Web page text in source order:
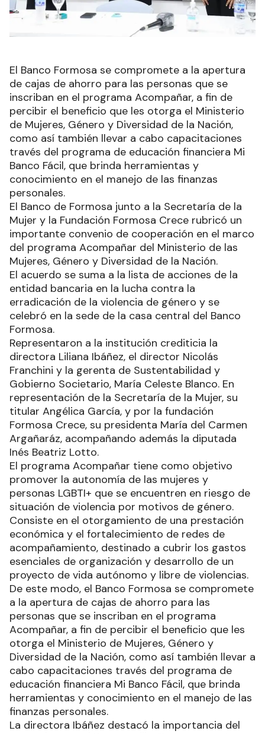
El Banco Formosa se compromete a la apertura
de cajas de ahorro para las personas que se
inscriban en el programa Acompañar, a fin de
percibir el beneficio que les otorga el Ministerio
de Mujeres, Género y Diversidad de la Nación,
como así también llevar a cabo capacitaciones
través del programa de educación financiera Mi
Banco Fácil, que brinda herramientas y
conocimiento en el manejo de las finanzas
personales.
El Banco de Formosa junto a la Secretaría de la
Mujer y la Fundación Formosa Crece rubricó un
importante convenio de cooperación en el marco
del programa Acompañar del Ministerio de las
Mujeres, Género y Diversidad de la Nación.
El acuerdo se suma a la lista de acciones de la
entidad bancaria en la lucha contra la
erradicación de la violencia de género y se
celebró en la sede de la casa central del Banco
Formosa.
Representaron a la institución crediticia la
directora Liliana Ibáñez, el director Nicolás
Franchini y la gerenta de Sustentabilidad y
Gobierno Societario, María Celeste Blanco. En
representación de la Secretaría de la Mujer, su
titular Angélica García, y por la fundación
Formosa Crece, su presidenta María del Carmen
Argañaráz, acompañando además la diputada
Inés Beatriz Lotto.
El programa Acompañar tiene como objetivo
promover la autonomía de las mujeres y
personas LGBTI+ que se encuentren en riesgo de
situación de violencia por motivos de género.
Consiste en el otorgamiento de una prestación
económica y el fortalecimiento de redes de
acompañamiento, destinado a cubrir los gastos
esenciales de organización y desarrollo de un
proyecto de vida autónomo y libre de violencias.
De este modo, el Banco Formosa se compromete
a la apertura de cajas de ahorro para las
personas que se inscriban en el programa
Acompañar, a fin de percibir el beneficio que les
otorga el Ministerio de Mujeres, Género y
Diversidad de la Nación, como así también llevar a
cabo capacitaciones través del programa de
educación financiera Mi Banco Fácil, que brinda
herramientas y conocimiento en el manejo de las
finanzas personales.
La directora Ibáñez destacó la importancia del